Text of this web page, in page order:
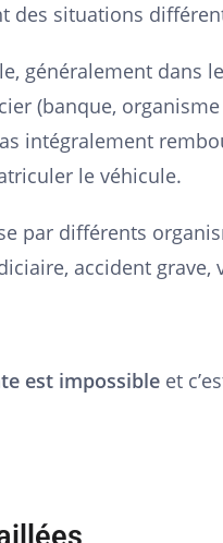
des situations
généralement dans
(banque,
intégralement
le véhicule.
par différents
accident grave,
est impossible et